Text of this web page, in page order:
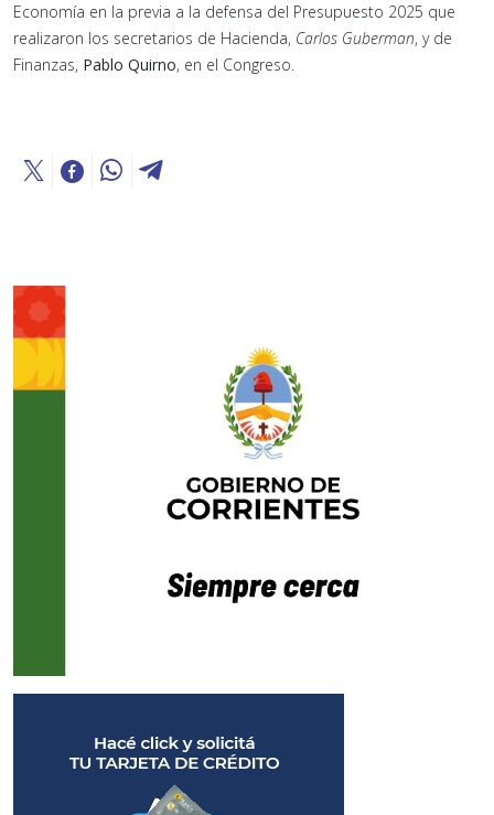
Economía en la previa a la defensa del Presupuesto 2025 que
realizaron los secretarios de Hacienda, Carlos Guberman, y de
Finanzas, Pablo Quirno, en el Congreso.